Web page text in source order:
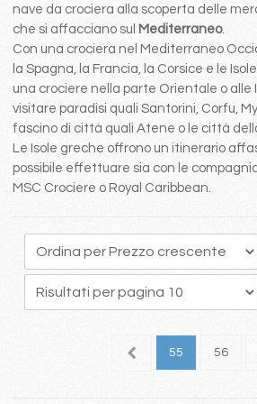
nave da crociera alla scoperta delle
che si affacciano sul Mediterraneo.
Con una crociera nel Mediterraneo
la Spagna, la Francia, la Corsice e le
una crociere nella parte Orientale o alle
visitare paradisi quali Santorini, Corfu,
fascino di città quali Atene o le città
Le Isole greche offrono un itinerario
possibile effettuare sia con le
MSC Crociere o Royal Caribbean.
54 55 56